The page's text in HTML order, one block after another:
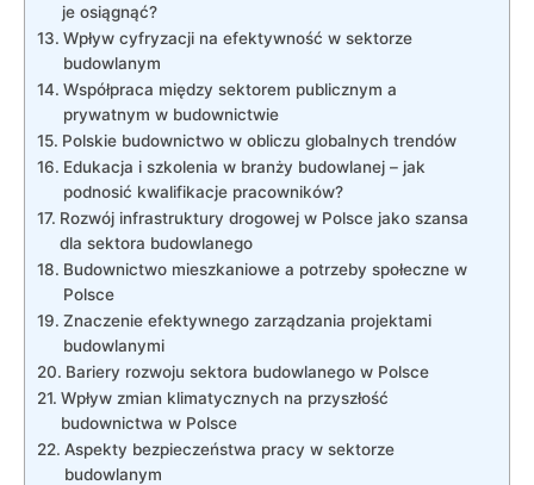
je osiągnąć?
Wpływ cyfryzacji na efektywność ‍w sektorze
budowlanym
Współpraca ​między sektorem publicznym a
prywatnym w budownictwie
Polskie budownictwo w ​obliczu globalnych trendów
Edukacja i szkolenia w branży budowlanej – jak
podnosić kwalifikacje pracowników?
Rozwój⁤ infrastruktury drogowej w Polsce jako szansa
dla sektora budowlanego
Budownictwo mieszkaniowe ⁢a potrzeby społeczne w
Polsce
Znaczenie efektywnego zarządzania projektami
budowlanymi
Bariery ⁣rozwoju sektora budowlanego‌ w Polsce
Wpływ ⁣zmian klimatycznych na przyszłość
budownictwa w Polsce
Aspekty bezpieczeństwa pracy w sektorze⁣
budowlanym